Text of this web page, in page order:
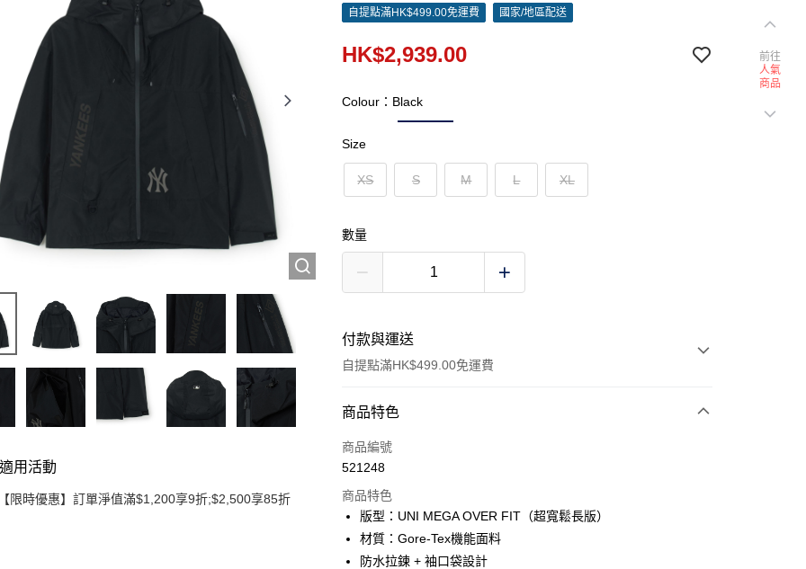
用活動
限時優惠】訂單淨值滿$1,200享9折;$2,500享85折
自提點滿HK$499.00免運費 國家/地區配送
HK$2,939.00
Colour：Black
Size
XS S M L XL
數量
付款與運送
自提點滿HK$499.00免運費
付款方式
信用卡
Google Pay
AlipayHK
商品特色
商品編號
521248
商品特色
版型：UNI MEGA OVER FIT（超寬鬆長版）
材質：Gore-Tex機能面料
防水拉鍊 + 袖口袋設計
前往
人氣
商品